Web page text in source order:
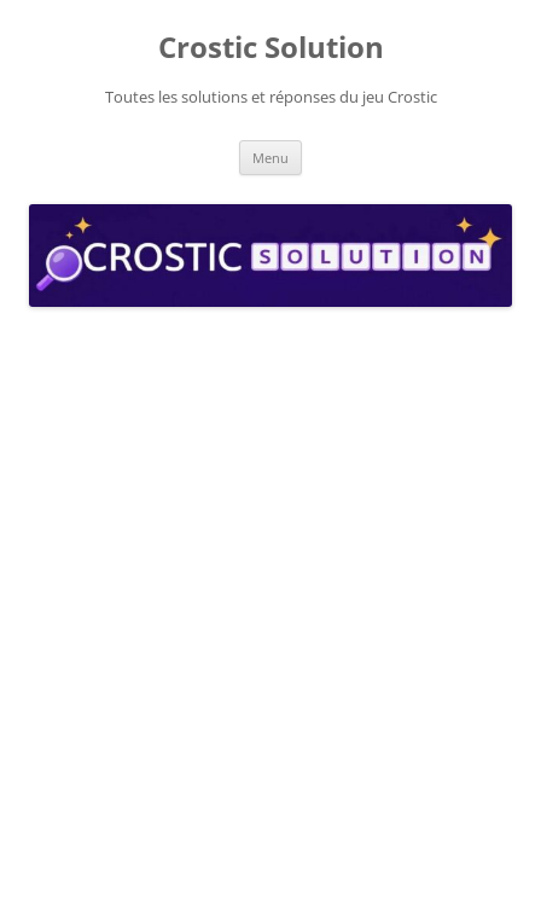
Crostic Solution
Toutes les solutions et réponses du jeu Crostic
Menu